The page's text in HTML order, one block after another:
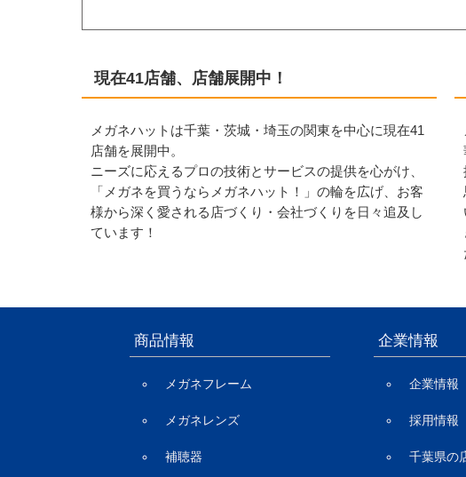
現在41店舗、店舗展開中！
メガネハットは千葉・茨城・埼玉の関東を中心に現在41
店舗を展開中。
ニーズに応えるプロの技術とサービスの提供を心がけ、
「メガネを買うならメガネハット！」の輪を広げ、お客
様から深く愛される店づくり・会社づくりを日々追及し
ています！
商品情報
メガネフレーム
メガネレンズ
補聴器
企業情報
企業情報
採用情報
千葉県の